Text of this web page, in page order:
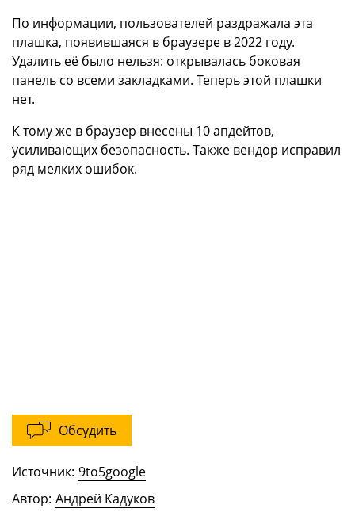
По информации, пользователей раздражала эта
плашка, появившаяся в браузере в 2022 году.
Удалить её было нельзя: открывалась боковая
панель со всеми закладками. Теперь этой плашки
нет.
К тому же в браузер внесены 10 апдейтов,
усиливающих безопасность. Также вендор исправил
ряд мелких ошибок.
Обсудить
Источник: 9to5google
Автор: Андрей Кадуков